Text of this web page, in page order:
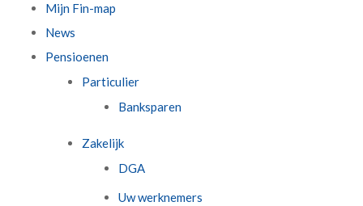
Mijn Fin-map
News
Pensioenen
Particulier
Banksparen
Zakelijk
DGA
Uw werknemers